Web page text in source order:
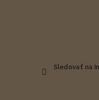
Sledovať na